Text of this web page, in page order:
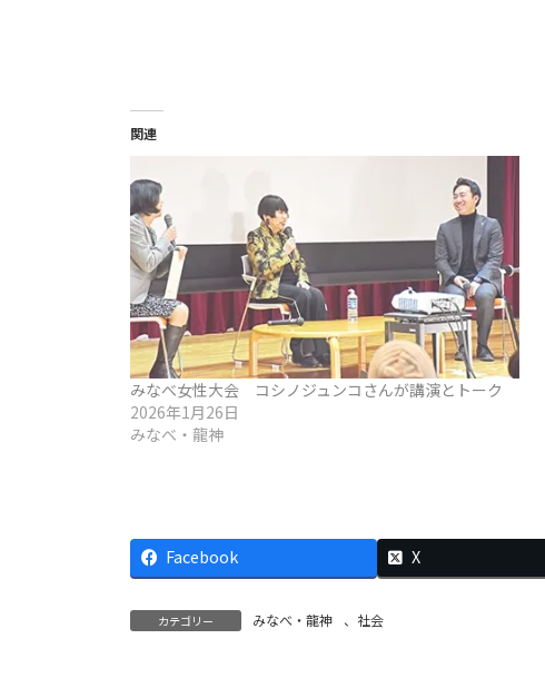
関連
みなべ女性大会 コシノジュンコさんが講演とトーク
2026年1月26日
みなべ・龍神
Facebook X
カテゴリー みなべ・龍神 、 社会